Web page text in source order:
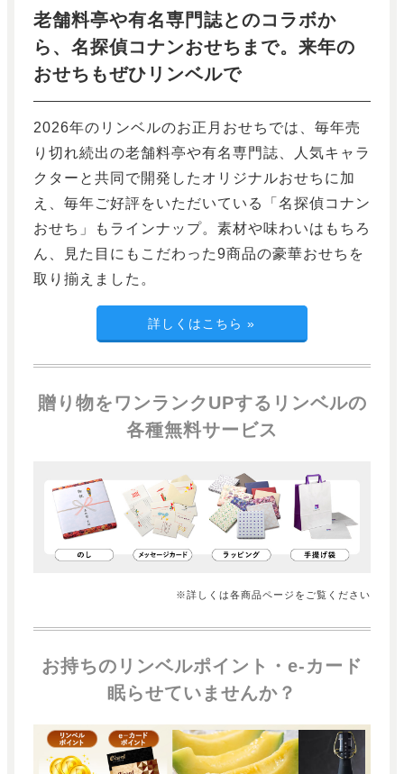
老舗料亭や有名専門誌とのコラボか
ら、名探偵コナンおせちまで。来年の
おせちもぜひリンベルで
2026年のリンベルのお正月おせちでは、毎年売
り切れ続出の老舗料亭や有名専門誌、人気キャラ
クターと共同で開発したオリジナルおせちに加
え、毎年ご好評をいただいている「名探偵コナン
おせち」もラインナップ。素材や味わいはもちろ
ん、見た目にもこだわった9商品の豪華おせちを
取り揃えました。
詳しくはこちら »
贈り物をワンランクUPするリンベルの
各種無料サービス
※詳しくは各商品ページをご覧ください
お持ちのリンベルポイント・e-カード
眠らせていませんか？